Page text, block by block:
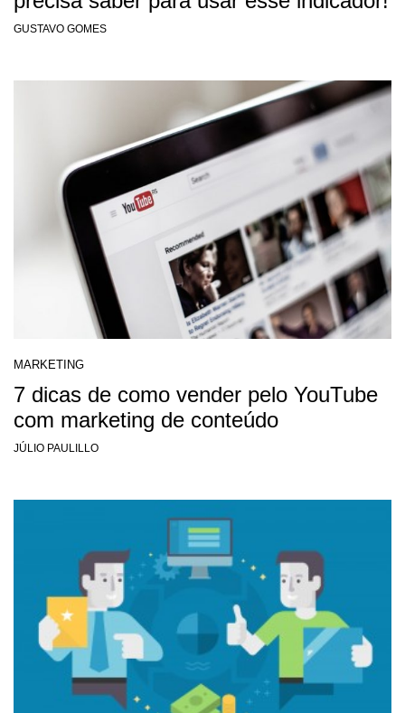
GUSTAVO GOMES
MARKETING
7 dicas de como vender pelo YouTube
com marketing de conteúdo
JÚLIO PAULILLO